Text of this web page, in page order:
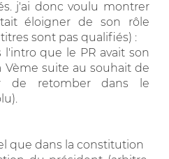
j'ai donc voulu montrer
éloigner de son rôle
sont pas qualifiés) :
que le PR avait son
Vème suite au souhait de
de retomber dans le
que dans la constitution